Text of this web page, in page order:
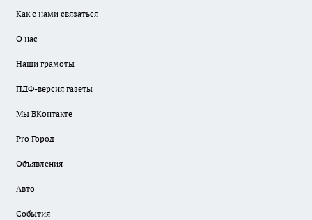
Как с нами связаться
О нас
Наши грамоты
ПДФ-версия газеты
Мы ВКонтакте
Pro Город
Объявления
Авто
События